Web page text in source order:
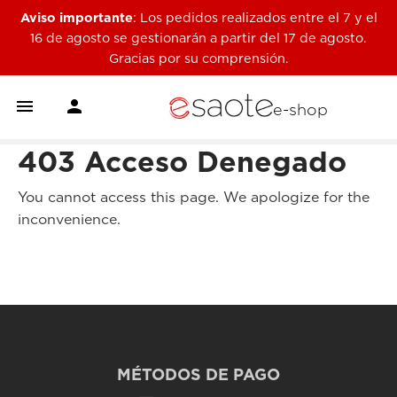
Aviso importante: Los pedidos realizados entre el 7 y el
16 de agosto se gestionarán a partir del 17 de agosto.
Gracias por su comprensión.
  e-shop
403 Acceso Denegado
You cannot access this page. We apologize for the
inconvenience.
MÉTODOS DE PAGO